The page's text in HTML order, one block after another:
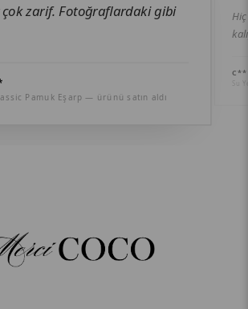
çok zarif. Fotoğraflardaki gibi
Pamuk Eşarp — ürünü satın aldı